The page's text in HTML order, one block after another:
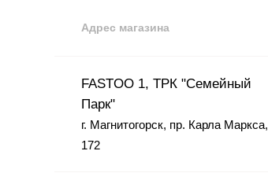
Адрес магазина
FASTOO 1, ТРК "Семейный
Парк"
г. Магнитогорск, пр. Карла
172